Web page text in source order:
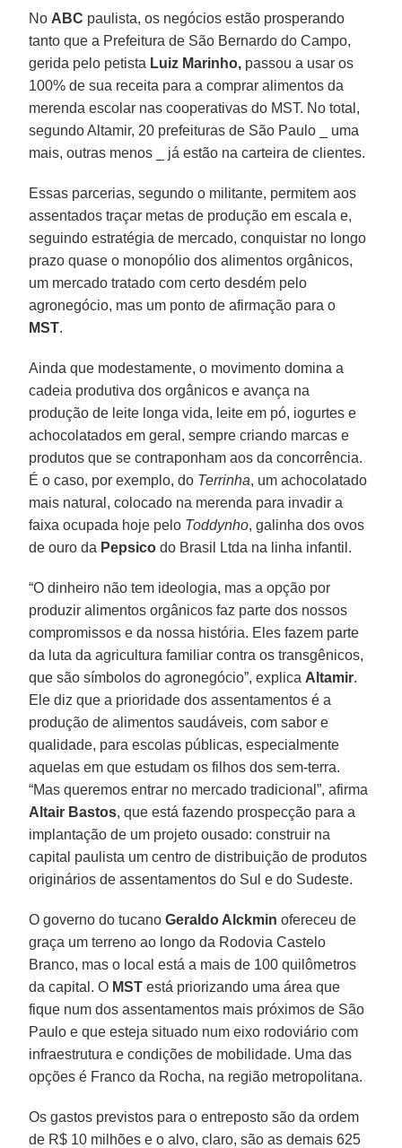
No ABC paulista, os negócios estão prosperando
tanto que a Prefeitura de São Bernardo do Campo,
gerida pelo petista Luiz Marinho, passou a usar os
100% de sua receita para a comprar alimentos da
merenda escolar nas cooperativas do MST. No total,
segundo Altamir, 20 prefeituras de São Paulo _ uma
mais, outras menos _ já estão na carteira de clientes.
Essas parcerias, segundo o militante, permitem aos
assentados traçar metas de produção em escala e,
seguindo estratégia de mercado, conquistar no longo
prazo quase o monopólio dos alimentos orgânicos,
um mercado tratado com certo desdém pelo
agronegócio, mas um ponto de afirmação para o
MST.
Ainda que modestamente, o movimento domina a
cadeia produtiva dos orgânicos e avança na
produção de leite longa vida, leite em pó, iogurtes e
achocolatados em geral, sempre criando marcas e
produtos que se contraponham aos da concorrência.
É o caso, por exemplo, do Terrinha, um achocolatado
mais natural, colocado na merenda para invadir a
faixa ocupada hoje pelo Toddynho, galinha dos ovos
de ouro da Pepsico do Brasil Ltda na linha infantil.
“O dinheiro não tem ideologia, mas a opção por
produzir alimentos orgânicos faz parte dos nossos
compromissos e da nossa história. Eles fazem parte
da luta da agricultura familiar contra os transgênicos,
que são símbolos do agronegócio”, explica Altamir.
Ele diz que a prioridade dos assentamentos é a
produção de alimentos saudáveis, com sabor e
qualidade, para escolas públicas, especialmente
aquelas em que estudam os filhos dos sem-terra.
“Mas queremos entrar no mercado tradicional”, afirma
Altair Bastos, que está fazendo prospecção para a
implantação de um projeto ousado: construir na
capital paulista um centro de distribuição de produtos
originários de assentamentos do Sul e do Sudeste.
O governo do tucanoGeraldo Alckmin ofereceu de
graça um terreno ao longo da Rodovia Castelo
Branco, mas o local está a mais de 100 quilômetros
da capital. O MST está priorizando uma área que
fique num dos assentamentos mais próximos de São
Paulo e que esteja situado num eixo rodoviário com
infraestrutura e condições de mobilidade. Uma das
opções é Franco da Rocha, na região metropolitana.
Os gastos previstos para o entreposto são da ordem
de R$ 10 milhões e o alvo, claro, são as demais 625